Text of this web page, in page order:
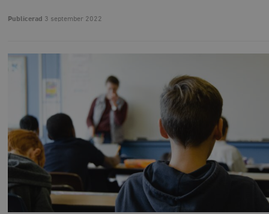
Publicerad 3 september 2022